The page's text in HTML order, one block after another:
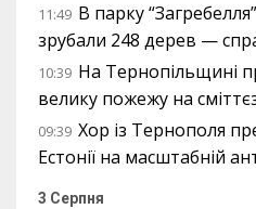
11:49 В парку
зрубали 248 дерев —
10:39 На Тернопільщині
велику пожежу на
09:39 Хор із Тернополя
Естонії на масштабній
3 Серпня